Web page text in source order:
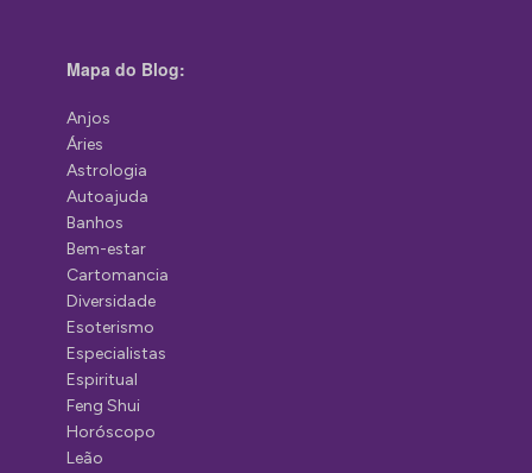
Mapa do Blog:
Anjos
Áries
Astrologia
Autoajuda
Banhos
Bem-estar
Cartomancia
Diversidade
Esoterismo
Especialistas
Espiritual
Feng Shui
Horóscopo
Leão